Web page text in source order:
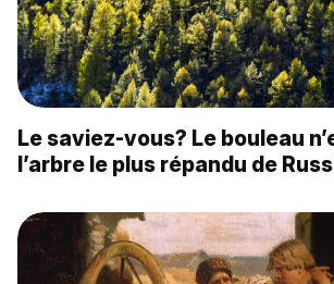
Le saviez-vous? Le bouleau
l’arbre le plus répandu de